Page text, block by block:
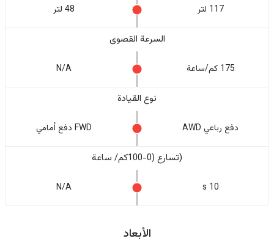
117 لتر 48 لتر
السرعة القصوى
175 كم/ساعة N/A
نوع القيادة
دفع رباعي AWD FWD دفع أمامي
(تسارع (0-100كم/ ساعة
10 s
N/A
الأبعاد